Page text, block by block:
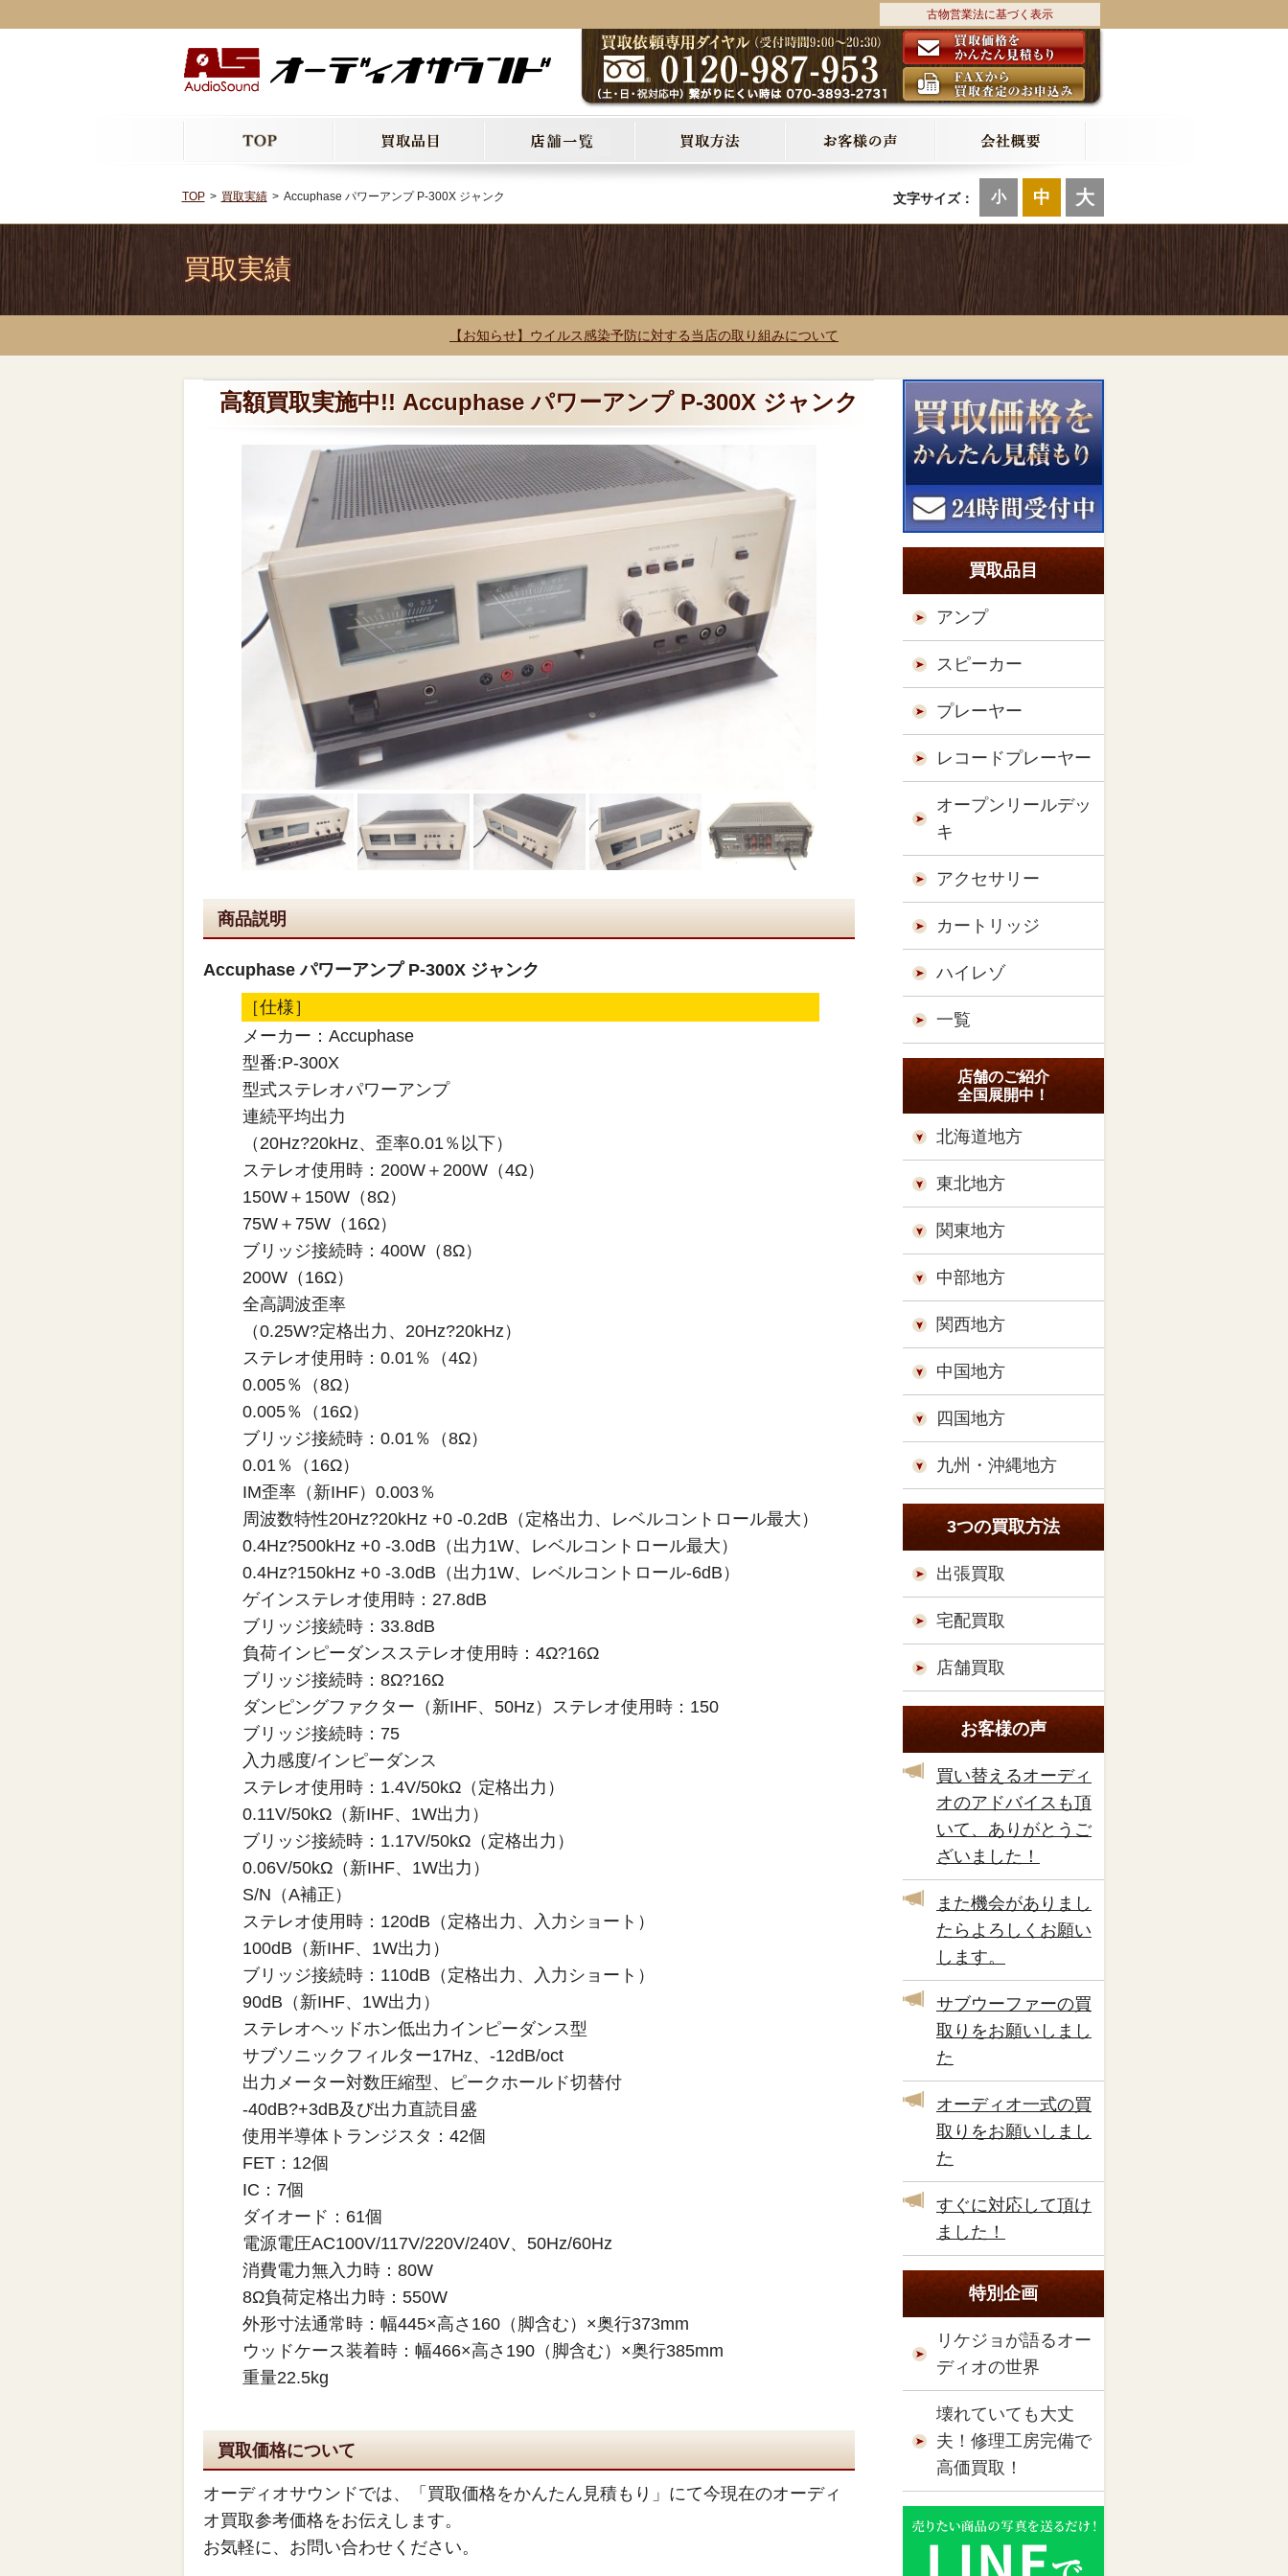
古物営業法に基づく表示
文字サイズ： 小 中 大
TOP 買取実績 Accuphase パワーアンプ P-300X ジャンク
買取実績
【お知らせ】ウイルス感染予防に対する当店の取り組みについて
高額買取実施中!! Accuphase パワーアンプ P-300X ジャンク
商品説明
Accuphase パワーアンプ P-300X ジャンク
［仕様］
メーカー：Accuphase
型番:P-300X
型式ステレオパワーアンプ
連続平均出力
（20Hz?20kHz、歪率0.01％以下）
ステレオ使用時：200W＋200W（4Ω）
150W＋150W（8Ω）
75W＋75W（16Ω）
ブリッジ接続時：400W（8Ω）
200W（16Ω）
全高調波歪率
（0.25W?定格出力、20Hz?20kHz）
ステレオ使用時：0.01％（4Ω）
0.005％（8Ω）
0.005％（16Ω）
ブリッジ接続時：0.01％（8Ω）
0.01％（16Ω）
IM歪率（新IHF）0.003％
周波数特性20Hz?20kHz +0 -0.2dB（定格出力、レベルコントロール最大）
0.4Hz?500kHz +0 -3.0dB（出力1W、レベルコントロール最大）
0.4Hz?150kHz +0 -3.0dB（出力1W、レベルコントロール-6dB）
ゲインステレオ使用時：27.8dB
ブリッジ接続時：33.8dB
負荷インピーダンスステレオ使用時：4Ω?16Ω
ブリッジ接続時：8Ω?16Ω
ダンピングファクター（新IHF、50Hz）ステレオ使用時：150
ブリッジ接続時：75
入力感度/インピーダンス
ステレオ使用時：1.4V/50kΩ（定格出力）
0.11V/50kΩ（新IHF、1W出力）
ブリッジ接続時：1.17V/50kΩ（定格出力）
0.06V/50kΩ（新IHF、1W出力）
S/N（A補正）
ステレオ使用時：120dB（定格出力、入力ショート）
100dB（新IHF、1W出力）
ブリッジ接続時：110dB（定格出力、入力ショート）
90dB（新IHF、1W出力）
ステレオヘッドホン低出力インピーダンス型
サブソニックフィルター17Hz、-12dB/oct
出力メーター対数圧縮型、ピークホールド切替付
-40dB?+3dB及び出力直読目盛
使用半導体トランジスタ：42個
FET：12個
IC：7個
ダイオード：61個
電源電圧AC100V/117V/220V/240V、50Hz/60Hz
消費電力無入力時：80W
8Ω負荷定格出力時：550W
外形寸法通常時：幅445×高さ160（脚含む）×奥行373mm
ウッドケース装着時：幅466×高さ190（脚含む）×奥行385mm
重量22.5kg
買取価格について
オーディオサウンドでは、「買取価格をかんたん見積もり」にて今現在のオーディ
オ買取参考価格をお伝えします。
お気軽に、お問い合わせください。
買取品目
アンプ
スピーカー
プレーヤー
レコードプレーヤー
オープンリールデッ
キ
アクセサリー
カートリッジ
ハイレゾ
一覧
店舗のご紹介
全国展開中！
北海道地方
東北地方
関東地方
中部地方
関西地方
中国地方
四国地方
九州・沖縄地方
3つの買取方法
出張買取
宅配買取
店舗買取
お客様の声
買い替えるオーディ
オのアドバイスも頂
いて、ありがとうご
ざいました！
また機会がありまし
たらよろしくお願い
します。
サブウーファーの買
取りをお願いしまし
た
オーディオ一式の買
取りをお願いしまし
た
すぐに対応して頂け
ました！
特別企画
リケジョが語るオー
ディオの世界
壊れていても大丈
夫！修理工房完備で
高価買取！